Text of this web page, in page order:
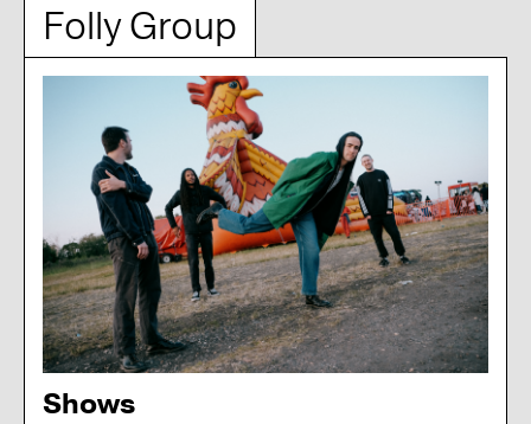
Folly Group
Shows